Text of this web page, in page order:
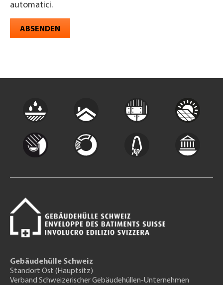
automatici.
ABSENDEN
Gebäudehülle Schweiz
Standort Ost (Hauptsitz)
Verband Schweizerischer Gebäudehüllen-Unternehmen